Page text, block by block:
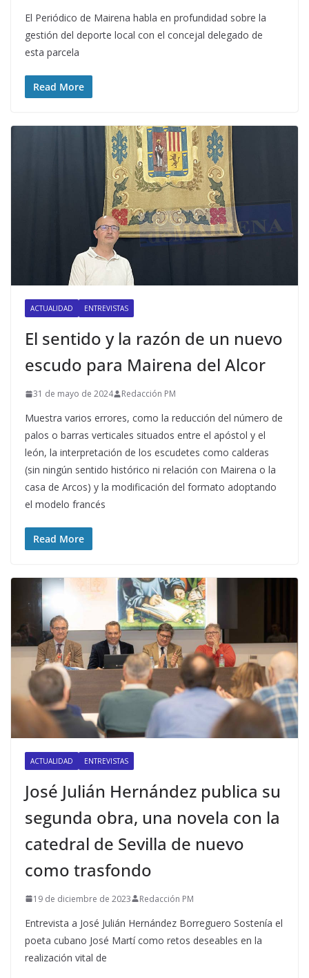
El Periódico de Mairena habla en profundidad sobre la
gestión del deporte local con el concejal delegado de
esta parcela
Read More
ACTUALIDAD ENTREVISTAS
El sentido y la razón de un nuevo
escudo para Mairena del Alcor
31 de mayo de 2024 Redacción PM
Muestra varios errores, como la reducción del número de
palos o barras verticales situados entre el apóstol y el
león, la interpretación de los escudetes como calderas
(sin ningún sentido histórico ni relación con Mairena o la
casa de Arcos) y la modificación del formato adoptando
el modelo francés
Read More
ACTUALIDAD ENTREVISTAS
José Julián Hernández publica su
segunda obra, una novela con la
catedral de Sevilla de nuevo
como trasfondo
19 de diciembre de 2023 Redacción PM
Entrevista a José Julián Hernández Borreguero Sostenía el
poeta cubano José Martí como retos deseables en la
realización vital de